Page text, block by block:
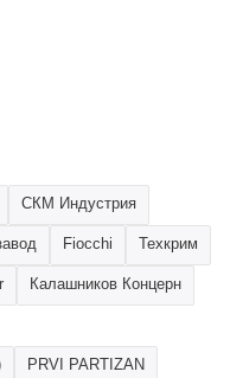
СКМ Индустрия
Fiocchi Техкрим
Калашников Концерн
PRVI PARTIZAN